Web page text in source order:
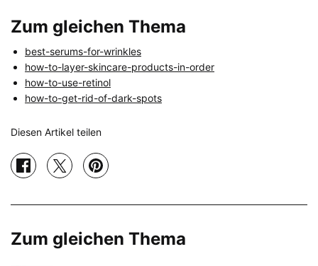
Zum gleichen Thema
best-serums-for-wrinkles
how-to-layer-skincare-products-in-order
how-to-use-retinol
how-to-get-rid-of-dark-spots
Diesen Artikel teilen
Teilen auf facebook
Teilen auf twitterTeilen auf pinterest
Zum gleichen Thema